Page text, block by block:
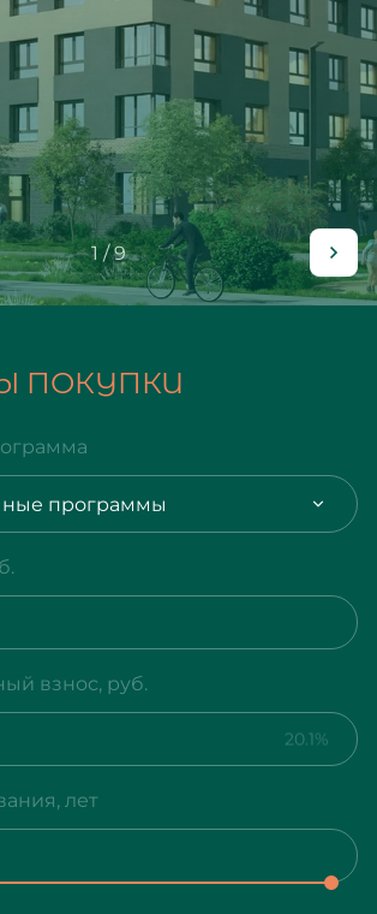
1 / 9
ПОКУПКИ
программы
взнос, руб.
20.1%
лет